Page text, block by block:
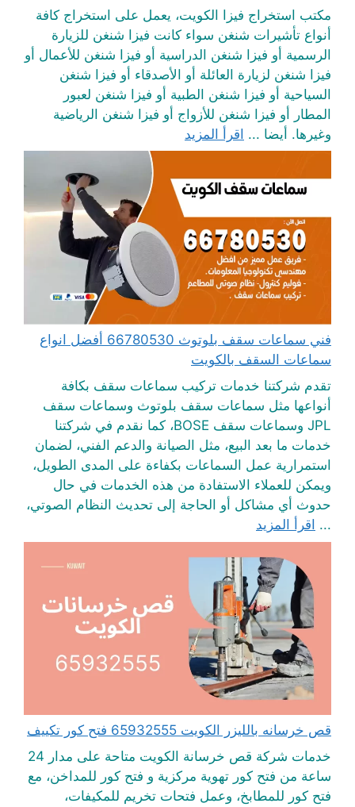
مكتب استخراج فيزا الكويت، يعمل على استخراج كافة
أنواع تأشيرات شنغن سواء كانت فيزا شنغن للزيارة
الرسمية أو فيزا شنغن الدراسية أو فيزا شنغن للأعمال أو
فيزا شنغن لزيارة العائلة أو الأصدقاء أو فيزا شنغن
السياحية أو فيزا شنغن الطبية أو فيزا شنغن لعبور
المطار أو فيزا شنغن للأزواج أو فيزا شنغن الرياضية
وغيرها. أيضا ... اقرأ المزيد
فني سماعات سقف بلوتوث 66780530 أفضل انواع
سماعات السقف بالكويت
تقدم شركتنا خدمات تركيب سماعات سقف بكافة
أنواعها مثل سماعات سقف بلوتوث وسماعات سقف
JPL وسماعات سقف BOSE، كما نقدم في شركتنا
خدمات ما بعد البيع، مثل الصيانة والدعم الفني، لضمان
استمرارية عمل السماعات بكفاءة على المدى الطويل،
ويمكن للعملاء الاستفادة من هذه الخدمات في حال
حدوث أي مشاكل أو الحاجة إلى تحديث النظام الصوتي،
... اقرأ المزيد
قص خرسانه بالليزر الكويت 65932555 فتح كور تكييف
خدمات شركة قص خرسانة الكويت متاحة على مدار 24
ساعة من فتح كور تهوية مركزية و فتح كور للمداخن، مع
فتح كور للمطابخ، وعمل فتحات تخريم للمكيفات،